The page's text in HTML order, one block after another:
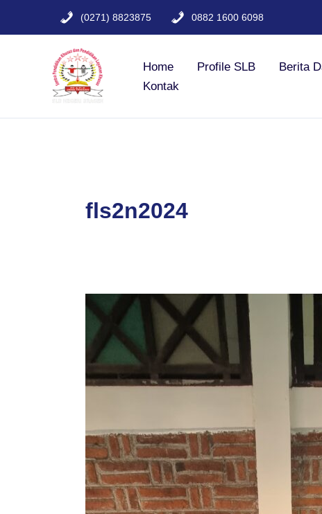
(0271) 8823875 0882 1600 6098
Home Profile SLB Berita
Kontak
fls2n2024
MENGUKIR
SEJARAH
BARU,
PERTAMA
KALI
CABDIN
VI
JAWA
TENGAH